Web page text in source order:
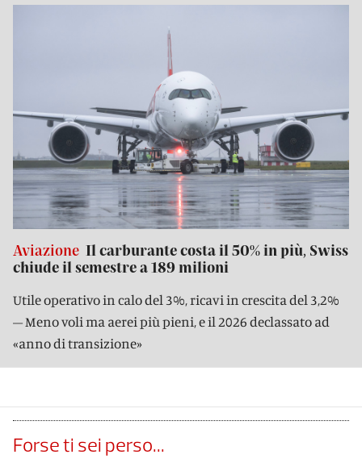
Aviazione Il carburante costa il 50% in più, Swiss
chiude il semestre a 189 milioni
Utile operativo in calo del 3%, ricavi in crescita del 3,2%
– Meno voli ma aerei più pieni, e il 2026 declassato ad
«anno di transizione»
Forse ti sei perso...